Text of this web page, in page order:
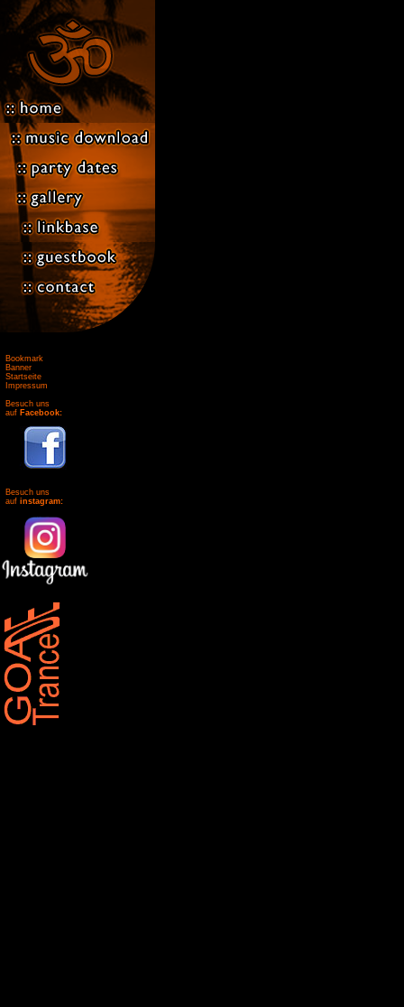
Bookmark
Banner
Startseite
Impressum
Besuch uns
auf Facebook:
Besuch uns
auf instagram: